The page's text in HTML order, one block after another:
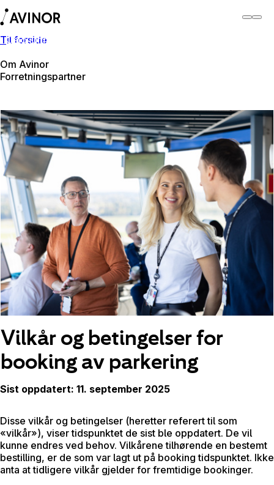
Til forside
Om Avinor
Forretningspartner
Oslo lufthavn
Vilkår og betingelser for
booking av parkering
Sist oppdatert: 11. september 2025
Disse vilkår og betingelser (heretter referert til som
«vilkår»), viser tidspunktet de sist ble oppdatert. De vil
kunne endres ved behov. Vilkårene tilhørende en bestemt
bestilling, er de som var lagt ut på booking tidspunktet. Ikke
anta at tidligere vilkår gjelder for fremtidige bookinger.